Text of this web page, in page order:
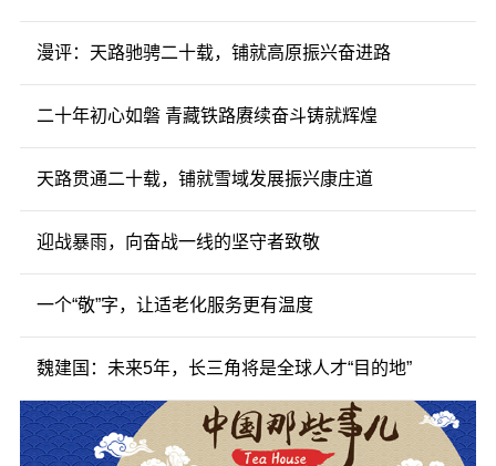
漫评：天路驰骋二十载，铺就高原振兴奋进路
二十年初心如磐 青藏铁路赓续奋斗铸就辉煌
天路贯通二十载，铺就雪域发展振兴康庄道
迎战暴雨，向奋战一线的坚守者致敬
一个“敬”字，让适老化服务更有温度
魏建国：未来5年，长三角将是全球人才“目的地”